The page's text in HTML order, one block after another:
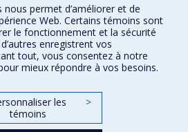
SCIENCES
nous permet d’améliorer et de
Web. Certains témoins sont
le fonctionnement et la sécurité
enregistrent vos
tout, vous consentez à notre
mieux répondre à vos besoins.
les
témoins
>